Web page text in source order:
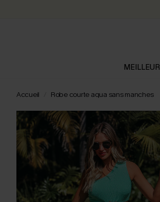
Accueil Robe courte aqua sans manches